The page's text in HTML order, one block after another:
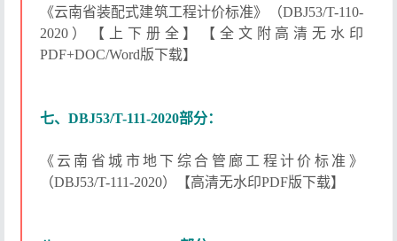
《云南省装配式建筑工程计价标准》（DBJ53/T-110-
2020）【上下册全】【全文附高清无水印
PDF+DOC/Word版下载】
七、DBJ53/T-111-2020部分：
《云南省城市地下综合管廊工程计价标准》
（DBJ53/T-111-2020）【高清无水印PDF版下载】